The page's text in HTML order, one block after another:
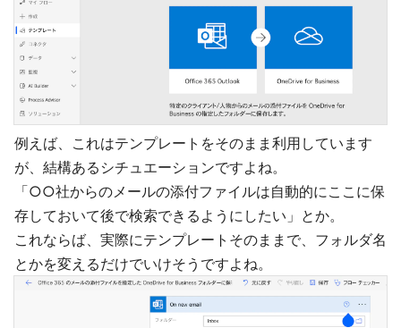
例えば、これはテンプレートをそのまま利用しています
が、結構あるシチュエーションですよね。
「○○社からのメールの添付ファイルは自動的にここに保
存しておいて後で検索できるようにしたい」とか。
これならば、実際にテンプレートそのままで、フォルダ名
とかを変えるだけでいけそうですよね。